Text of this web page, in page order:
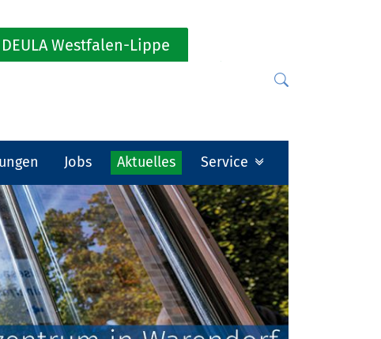
DEULA Westfalen-Lippe
Jobs Aktuelles Service